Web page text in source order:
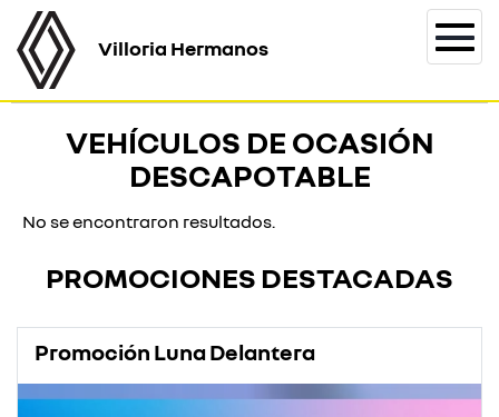
Villoria Hermanos
VEHÍCULOS DE OCASIÓN
DESCAPOTABLE
No se encontraron resultados.
PROMOCIONES DESTACADAS
Promoción Luna Delantera